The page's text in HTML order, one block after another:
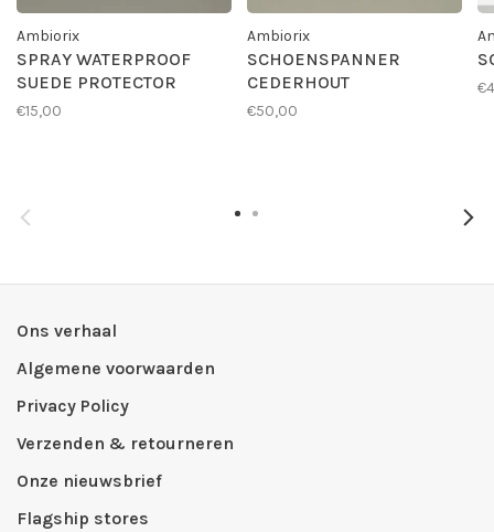
Ambiorix
SPRAY WATERPROOF
SUEDE PROTECTOR
€15,00
Ambiorix
SCHOENSPANNER
CEDERHOUT
€50,00
Ons verhaal
Algemene voorwaarden
Privacy Policy
Verzenden & retourneren
Onze nieuwsbrief
Flagship stores